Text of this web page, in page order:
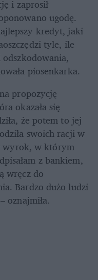
i zaprosił
ugodę.
kredyt, jaki
tyle, ile
piosenkarka.
propozycję
okazała się
że potem to jej
swoich racji w
wyrok, w którym
z bankiem,
wręcz do
Bardzo dużo ludzi
oznajmiła.